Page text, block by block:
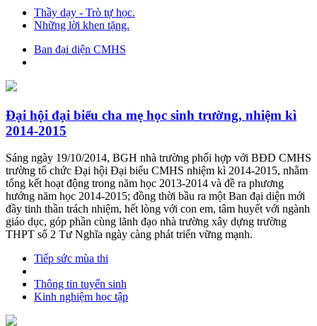
Thầy dạy - Trò tự học.
Những lời khen tặng.
Ban đại diện CMHS
Đại hội đại biểu cha mẹ học sinh trường, nhiệm kì
2014-2015
Sáng ngày 19/10/2014, BGH nhà trường phối hợp với BĐD CMHS
trường tổ chức Đại hội Đại biểu CMHS nhiệm kì 2014-2015, nhằm
tổng kết hoạt động trong năm học 2013-2014 và đề ra phương
hướng năm học 2014-2015; đồng thời bầu ra một Ban đại diện mới
đầy tinh thần trách nhiệm, hết lòng với con em, tâm huyết với ngành
giáo dục, góp phần cùng lãnh đạo nhà trường xây dựng trường
THPT số 2 Tư Nghĩa ngày càng phát triển vững mạnh.
Tiếp sức mùa thi
Thông tin tuyển sinh
Kinh nghiệm học tập